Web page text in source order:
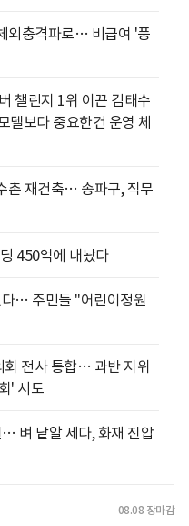
외충격파로… 비급여 '풍
챌린지 1위 이끈 김태수
델보다 중요한건 운영 체
촌 재건축… 송파구, 직무
450억에 내놨다
… 주민들 "어린이정원
회 전사 통합… 과반 지위
' 시도
벼 낱알 세다, 화재 진압
08.08 장마감